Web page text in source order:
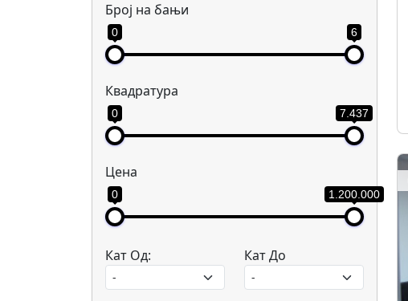
Број на бањи
0 6
Квадратура
0 7.437
Цена
0 1.200.000
Кат Од: Кат До